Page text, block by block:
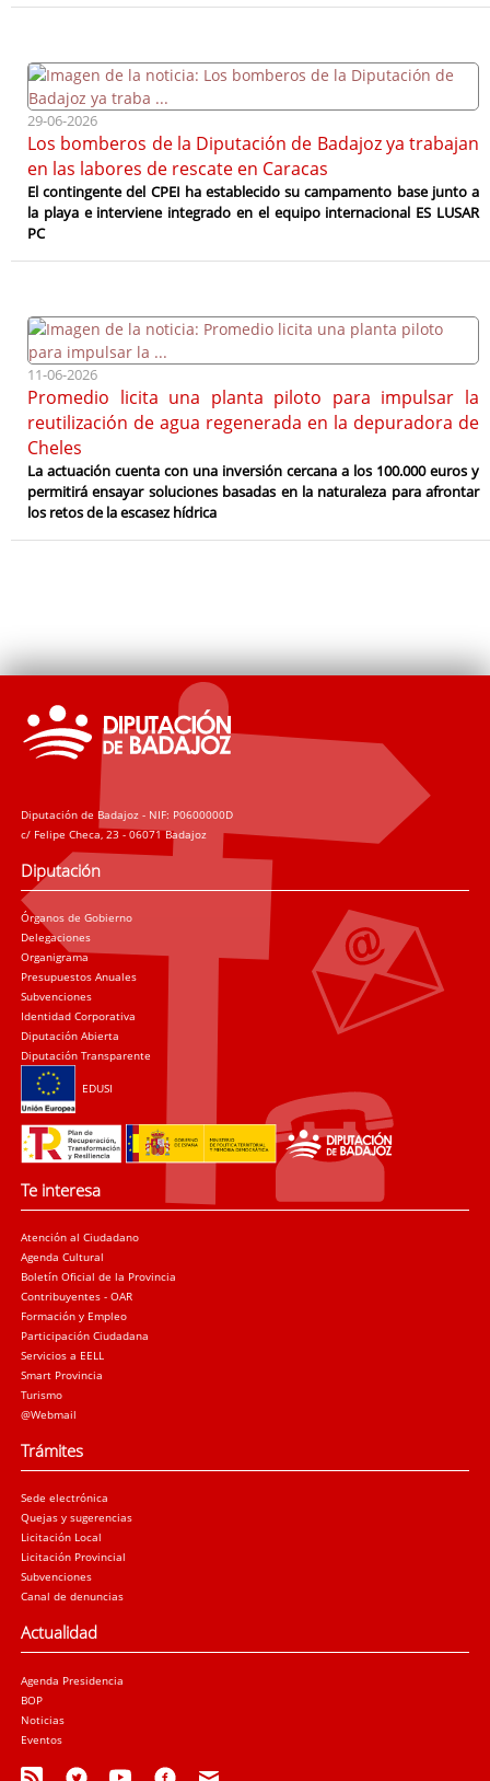
29-06-2026
Los bomberos de la Diputación de Badajoz ya trabajan
en las labores de rescate en Caracas
El contingente del CPEI ha establecido su campamento base junto a
la playa e interviene integrado en el equipo internacional ES LUSAR
PC
11-06-2026
Promedio licita una planta piloto para impulsar la
reutilización de agua regenerada en la depuradora de
Cheles
La actuación cuenta con una inversión cercana a los 100.000 euros y
permitirá ensayar soluciones basadas en la naturaleza para afrontar
los retos de la escasez hídrica
Diputación de Badajoz - NIF: P0600000D
c/ Felipe Checa, 23 - 06071 Badajoz
Diputación
Órganos de Gobierno
Delegaciones
Organigrama
Presupuestos Anuales
Subvenciones
Identidad Corporativa
Diputación Abierta
Diputación Transparente
EDUSI
Te interesa
Atención al Ciudadano
Agenda Cultural
Boletín Oficial de la Provincia
Contribuyentes - OAR
Formación y Empleo
Participación Ciudadana
Servicios a EELL
Smart Provincia
Turismo
@Webmail
Trámites
Sede electrónica
Quejas y sugerencias
Licitación Local
Licitación Provincial
Subvenciones
Canal de denuncias
Actualidad
Agenda Presidencia
BOP
Noticias
Eventos